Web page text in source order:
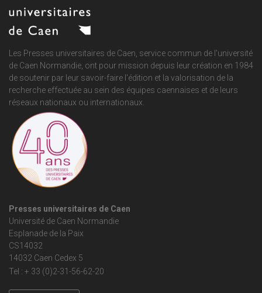
Les Presses universitaires de Caen, service commun de l'université
de Caen Normandie, ont pour mission depuis leur création en 1984
de soutenir par leur savoir-faire l'édition et la valorisation de la
recherche effectuée au sein des équipes caennaises et de leurs
réseaux nationaux ou internationaux.
Presses universitaires de Caen
Université de Caen Normandie
Esplanade de la Paix
CS14032
14032 Caen Cedex 5
Tel : + 33 (0)2-31-56-62-20